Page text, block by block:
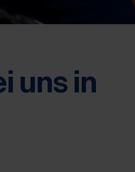
uns in